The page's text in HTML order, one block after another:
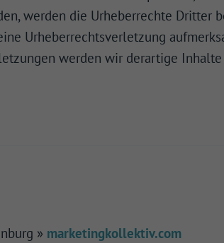
werden die Urheberrechte Dritter
Urheberrechtsverletzung
werden wir derartige
» marketingkollektiv.com
Cookie-Informationen anzeigen